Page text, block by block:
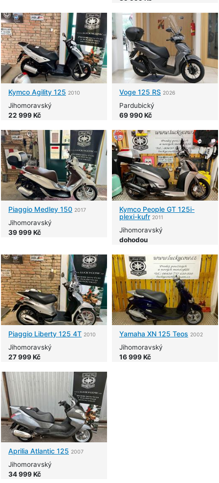
Kymco Agility 125 2010
Jihomoravský
22 999 Kč
Voge 125 RS 2026
Pardubický
69 990 Kč
Piaggio Medley 150 2017
Jihomoravský
39 999 Kč
Kymco People GT 125i-
plexi-kufr 2011
Jihomoravský
dohodou
Piaggio Liberty 125 4T 2010
Jihomoravský
27 999 Kč
Yamaha XN 125 Teos 2002
Jihomoravský
16 999 Kč
Aprilia Atlantic 125 2007
Jihomoravský
34 999 Kč